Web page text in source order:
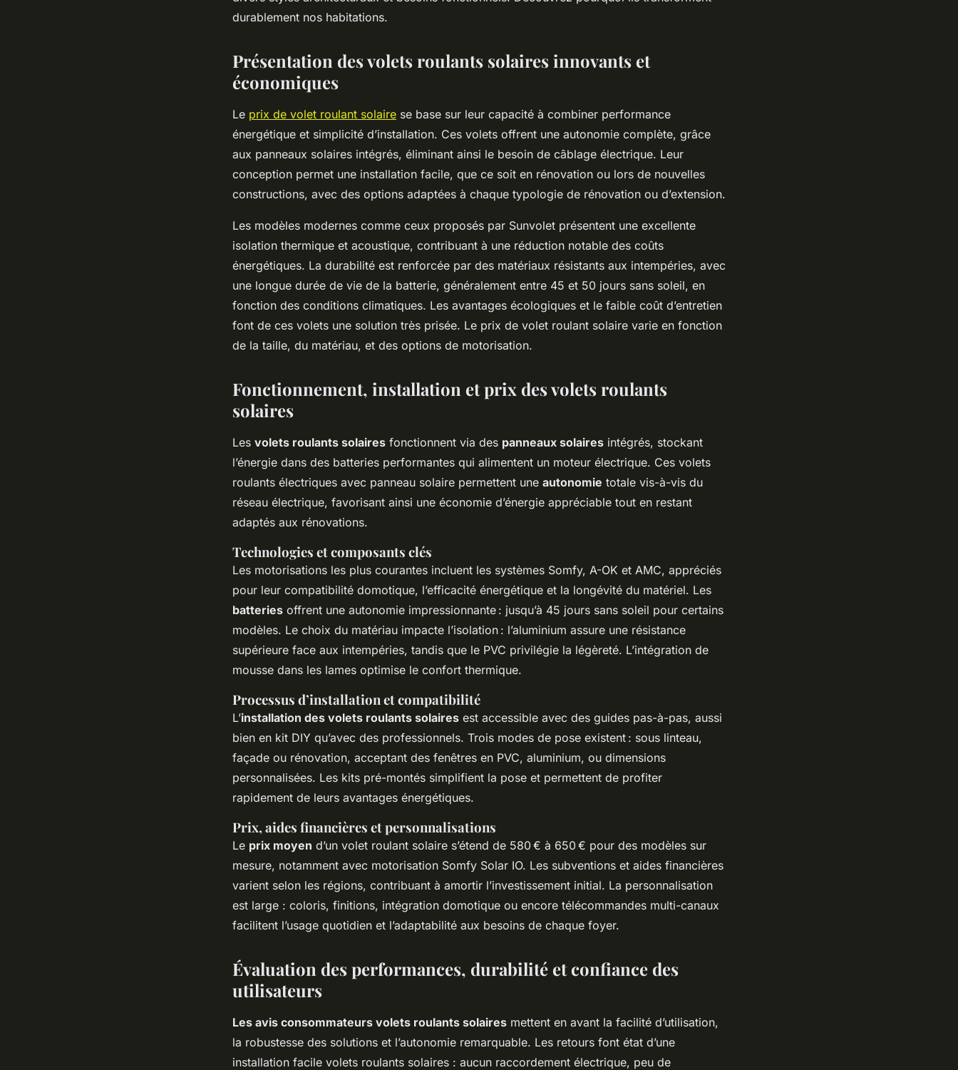
4 min de lecture
durablement nos habitations.
Présentation des volets roulants solaires innovants et
économiques
Le prix de volet roulant solaire se base sur leur capacité à combiner performance
énergétique et simplicité d’installation. Ces volets offrent une autonomie complète, grâce
aux panneaux solaires intégrés, éliminant ainsi le besoin de câblage électrique. Leur
conception permet une installation facile, que ce soit en rénovation ou lors de nouvelles
constructions, avec des options adaptées à chaque typologie de rénovation ou d’extension.
Les modèles modernes comme ceux proposés par Sunvolet présentent une excellente
isolation thermique et acoustique, contribuant à une réduction notable des coûts
énergétiques. La durabilité est renforcée par des matériaux résistants aux intempéries, avec
une longue durée de vie de la batterie, généralement entre 45 et 50 jours sans soleil, en
fonction des conditions climatiques. Les avantages écologiques et le faible coût d’entretien
font de ces volets une solution très prisée. Le prix de volet roulant solaire varie en fonction
de la taille, du matériau, et des options de motorisation.
Fonctionnement, installation et prix des volets roulants
solaires
Les volets roulants solaires fonctionnent via des panneaux solaires intégrés, stockant
l’énergie dans des batteries performantes qui alimentent un moteur électrique. Ces volets
roulants électriques avec panneau solaire permettent une autonomie totale vis-à-vis du
réseau électrique, favorisant ainsi une économie d’énergie appréciable tout en restant
adaptés aux rénovations.
Technologies et composants clés
Les motorisations les plus courantes incluent les systèmes Somfy, A-OK et AMC, appréciés
pour leur compatibilité domotique, l’efficacité énergétique et la longévité du matériel. Les
batteries offrent une autonomie impressionnante : jusqu’à 45 jours sans soleil pour certains
modèles. Le choix du matériau impacte l’isolation : l’aluminium assure une résistance
supérieure face aux intempéries, tandis que le PVC privilégie la légèreté. L’intégration de
mousse dans les lames optimise le confort thermique.
Processus d’installation et compatibilité
L’installation des volets roulants solaires est accessible avec des guides pas-à-pas, aussi
bien en kit DIY qu’avec des professionnels. Trois modes de pose existent : sous linteau,
façade ou rénovation, acceptant des fenêtres en PVC, aluminium, ou dimensions
personnalisées. Les kits pré-montés simplifient la pose et permettent de profiter
rapidement de leurs avantages énergétiques.
Prix, aides financières et personnalisations
Le prix moyen d’un volet roulant solaire s’étend de 580 € à 650 € pour des modèles sur
mesure, notamment avec motorisation Somfy Solar IO. Les subventions et aides financières
varient selon les régions, contribuant à amortir l’investissement initial. La personnalisation
est large : coloris, finitions, intégration domotique ou encore télécommandes multi-canaux
facilitent l’usage quotidien et l’adaptabilité aux besoins de chaque foyer.
Évaluation des performances, durabilité et confiance des
utilisateurs
Les avis consommateurs volets roulants solaires mettent en avant la facilité d’utilisation,
la robustesse des solutions et l’autonomie remarquable. Les retours font état d’une
installation facile volets roulants solaires : aucun raccordement électrique, peu de